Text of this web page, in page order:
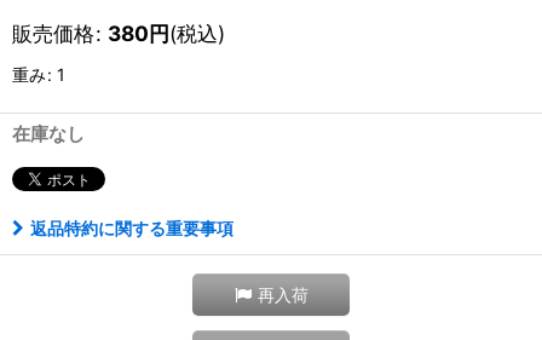
販売価格: 380円(税込)
重み: 1
在庫なし
返品特約に関する重要事項
再入荷